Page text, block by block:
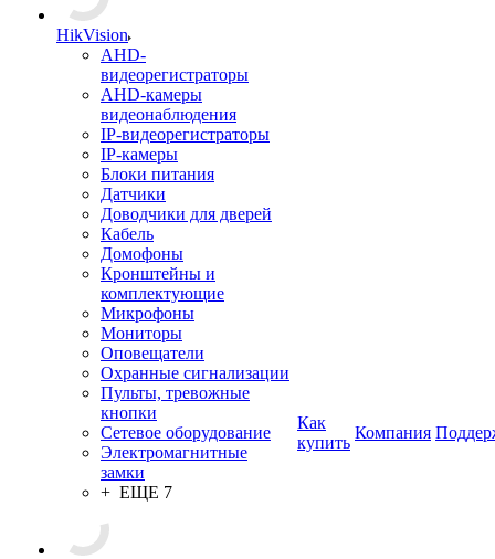
HikVision
AHD-
видеорегистраторы
AHD-камеры
видеонаблюдения
IP-видеорегистраторы
IP-камеры
Блоки питания
Датчики
Доводчики для дверей
Кабель
Домофоны
Кронштейны и
комплектующие
Микрофоны
Мониторы
Оповещатели
Охранные сигнализации
Пульты, тревожные
кнопки
Сетевое оборудование
Электромагнитные
замки
+ ЕЩЕ 7
Как
купить
Компания